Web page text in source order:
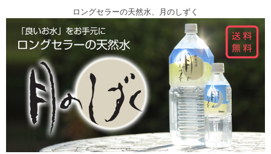
ロングセラーの天然水、月のしずく